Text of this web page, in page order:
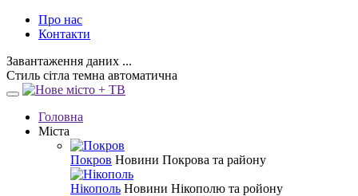
Про нас
Контакти
Завантаження даних ...
Стиль сітла темна автоматична
Головна
Міста
Покров Новини Покрова та району
Нікополь Новини Нікополю та ройону